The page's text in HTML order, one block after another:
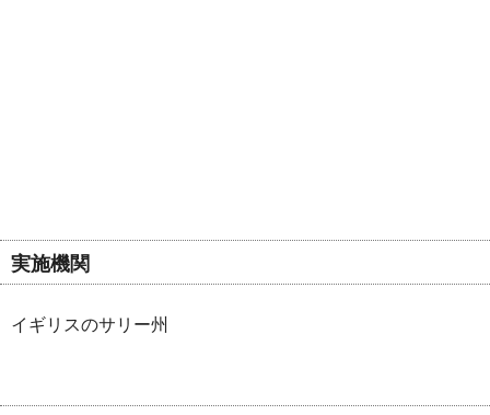
実施機関
イギリスのサリー州